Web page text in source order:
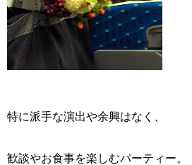
特に派手な演出や余興はなく、
歓談やお食事を楽しむパーティー。